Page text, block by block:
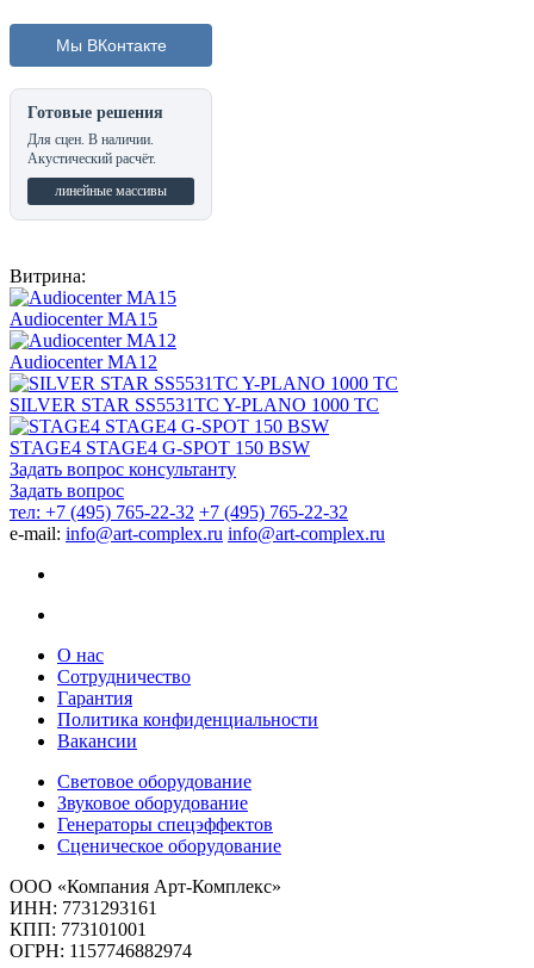
Мы ВКонтакте
Готовые решения
Для сцен. В наличии.
Акустический расчёт.
линейные массивы
Витрина:
Audiocenter MA15
Audiocenter MA12
SILVER STAR SS5531TC Y-PLANO 1000 TC
STAGE4 STAGE4 G-SPOT 150 BSW
Задать вопрос консультанту
Задать вопрос
тел: +7 (495) 765-22-32 +7 (495) 765-22-32
e-mail: info@art-complex.ru info@art-complex.ru
О нас
Сотрудничество
Гарантия
Политика конфиденциальности
Вакансии
Световое оборудование
Звуковое оборудование
Генераторы спецэффектов
Сценическое оборудование
ООО «Компания Арт-Комплекс»
ИНН: 7731293161
КПП: 773101001
ОГРН: 1157746882974